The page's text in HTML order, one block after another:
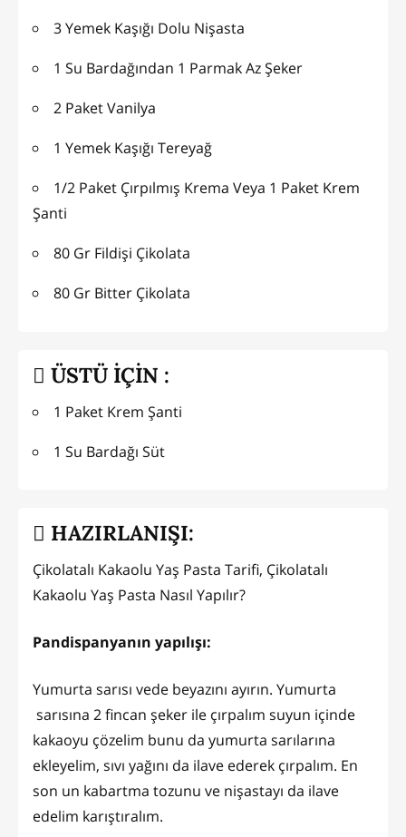
3 Yemek Kaşığı Dolu Nişasta
1 Su Bardağından 1 Parmak Az Şeker
2 Paket Vanilya
1 Yemek Kaşığı Tereyağ
1/2 Paket Çırpılmış Krema Veya 1 Paket Krem
Şanti
80 Gr Fildişi Çikolata
80 Gr Bitter Çikolata
ÜSTÜ İÇİN :
1 Paket Krem Şanti
1 Su Bardağı Süt
HAZIRLANIŞI:
Çikolatalı Kakaolu Yaş Pasta Tarifi, Çikolatalı
Kakaolu Yaş Pasta Nasıl Yapılır?
Pandispanyanın yapılışı:
Yumurta sarısı vede beyazını ayırın. Yumurta
sarısına 2 fincan şeker ile çırpalım suyun içinde
kakaoyu çözelim bunu da yumurta sarılarına
ekleyelim, sıvı yağını da ilave ederek çırpalım. En
son un kabartma tozunu ve nişastayı da ilave
edelim karıştıralım.